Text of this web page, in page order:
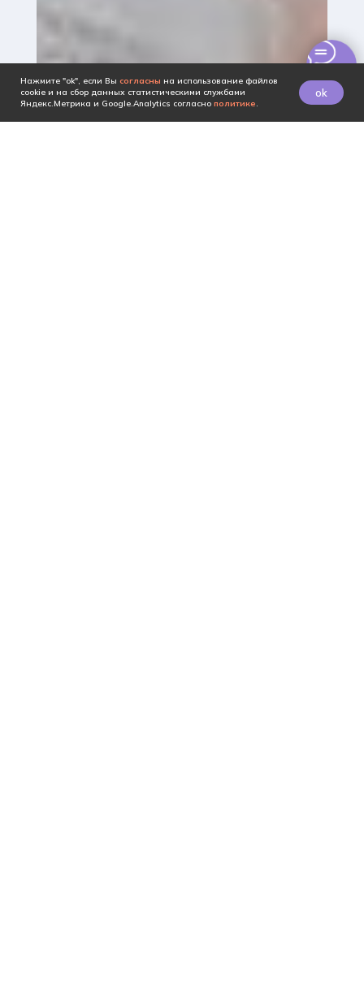
Нажмите "ok", если Вы согласны на использование файлов
cookie и на сбор данных статистическими службами
Яндекс.Метрика и Google.Analytics согласно политике.
ok